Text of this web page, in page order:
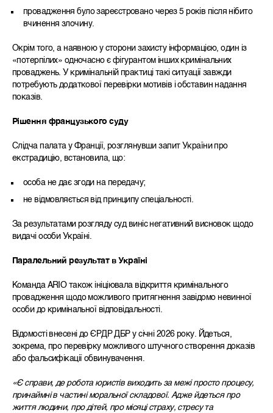
провадження було зареєстровано через 5 років після нібито
вчинення злочину.
Окрім того, а наявною у сторони захисту інформацією, один із
«потерпілих» одночасно є фігурантом інших кримінальних
проваджень. У кримінальній практиці такі ситуації завжди
потребують додаткової перевірки мотивів і обставин надання
показів.
Рішення французького суду
Слідча палата у Франції, розглянувши запит України про
екстрадицію, встановила, що:
особа не дає згоди на передачу;
не відмовляється від принципу спеціальності.
За результатами розгляду суд виніс негативний висновок щодо
видачі особи Україні.
Паралельний результат в Україні
Команда ARIO також ініціювала відкриття кримінального
провадження щодо можливого притягнення завідомо невинної
особи до кримінальної відповідальності.
Відомості внесені до ЄРДР ДБР у січні 2026 року. Йдеться,
зокрема, про перевірку можливого штучного створення доказів
або фальсифікації обвинувачення.
«Є справи, де робота юристів виходить за межі просто процесу,
принаймні в частині моральної складової. Адже йдетьсяпро
життя людини, про дітей, про місяці страху, стресу та